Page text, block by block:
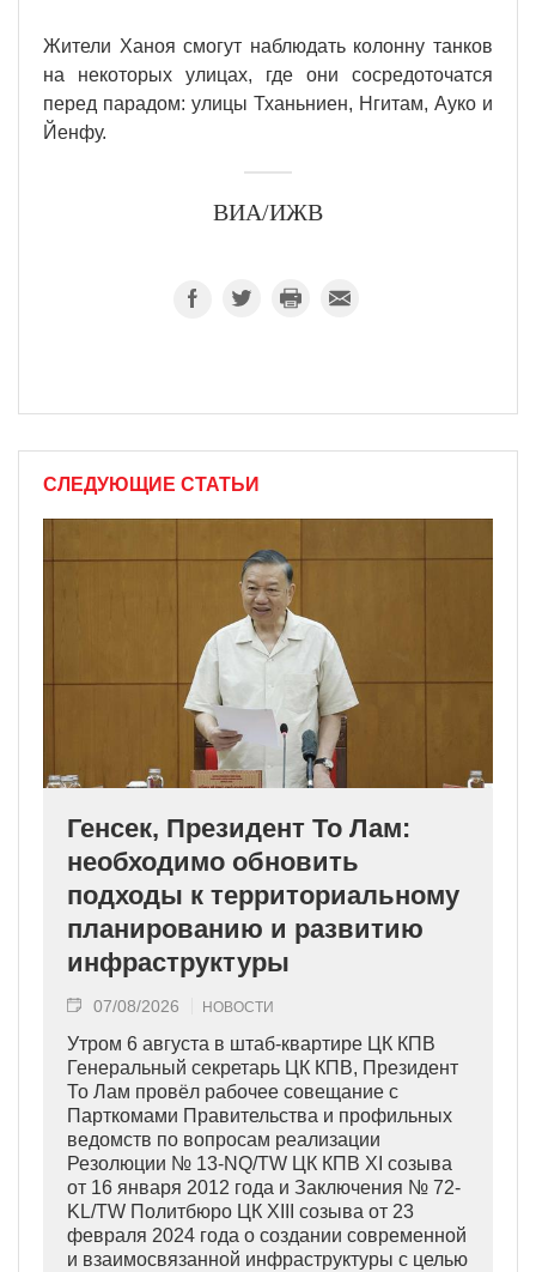
Жители Ханоя смогут наблюдать колонну танков
на некоторых улицах, где они сосредоточатся
перед парадом: улицы Тханьниен, Нгитам, Ауко и
Йенфу.
ВИА/ИЖВ
СЛЕДУЮЩИЕ СТАТЬИ
Генсек, Президент То Лам:
необходимо обновить
подходы к территориальному
планированию и развитию
инфраструктуры
07/08/2026 НОВОСТИ
Утром 6 августа в штаб-квартире ЦК КПВ
Генеральный секретарь ЦК КПВ, Президент
То Лам провёл рабочее совещание с
Парткомами Правительства и профильных
ведомств по вопросам реализации
Резолюции № 13-NQ/TW ЦК КПВ XI созыва
от 16 января 2012 года и Заключения № 72-
KL/TW Политбюро ЦК XIII созыва от 23
февраля 2024 года о создании современной
и взаимосвязанной инфраструктуры с целью